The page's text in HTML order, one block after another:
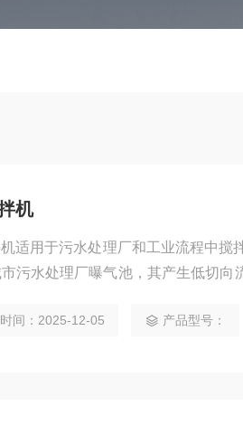
机
用于污水处理厂和工业流程中搅拌含有悬浮物的液
污水处理厂曝气池，其产生低切
间：2025-12-05 产品型号：